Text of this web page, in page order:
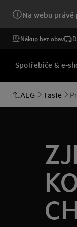
Na webu právě
Nákup bez obav
Spotřebiče & e-
AEG Taste